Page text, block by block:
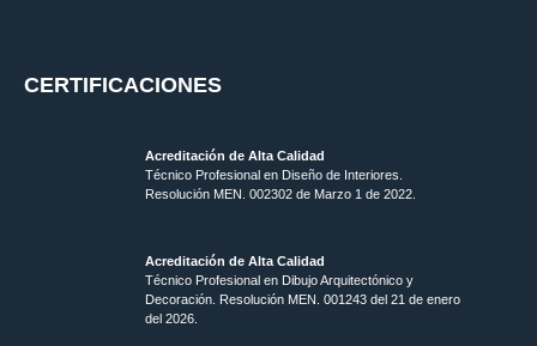
CERTIFICACIONES
Acreditación de Alta Calidad
Técnico Profesional en Diseño de Interiores.
Resolución MEN. 002302 de Marzo 1 de 2022.
Acreditación de Alta Calidad
Técnico Profesional en Dibujo Arquitectónico y
Decoración. Resolución MEN. 001243 del 21 de enero
del 2026.